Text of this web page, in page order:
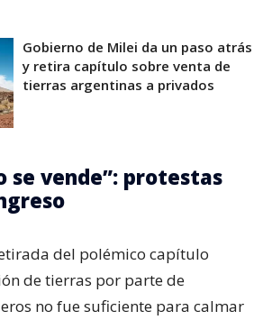
Gobierno de Milei da un paso atrás
y retira capítulo sobre venta de
tierras argentinas a privados
se vende”: protestas
del polémico capítulo
de tierras por parte de
no fue suficiente para calmar